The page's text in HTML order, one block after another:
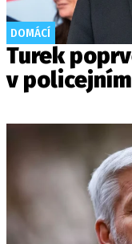
DOMÁCÍ
Turek
v